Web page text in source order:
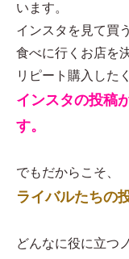
います。
インスタを見て買
食べに行くお店を
リピート購入した
インスタの投稿
す。
でもだからこそ、
ライバルたちの
どんなに役に立つ